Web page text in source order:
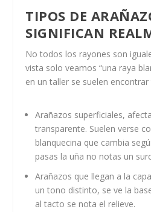
TIPOS DE
SIGNIFICAN
No todos los rayones son
vista solo veamos “una raya
en un taller se suelen
Arañazos superficiales,
transparente. Suelen verse
blanquecina que cambia
pasas la uña no notas un
Arañazos que llegan a la
un tono distinto, se ve la
al tacto se nota el relieve.